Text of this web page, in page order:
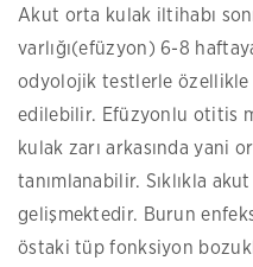
Akut orta kulak iltihabı
varlığı(efüzyon) 6-8
odyolojik testlerle
edilebilir. Efüzyonlu otitis
kulak zarı arkasında yani
tanımlanabilir. Sıklıkla
gelişmektedir. Burun
östaki tüp fonksiyon